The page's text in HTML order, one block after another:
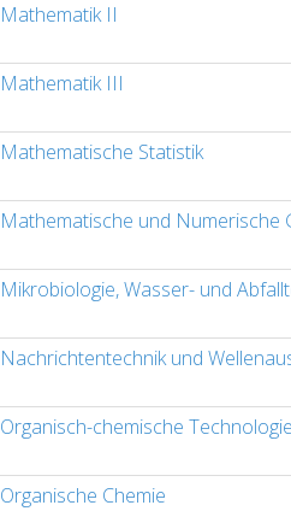
Mathematik II
Mathematik III
Mathematische Statistik
Mathematische und Numerische
Mikrobiologie, Wasser- und
Nachrichtentechnik und
Organisch-chemische Technologie
Organische Chemie